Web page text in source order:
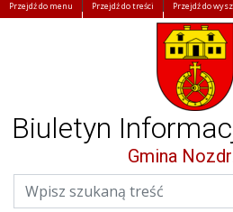
Przejdź do menu Przejdź do treści Przejdź do
Biuletyn
Gmina